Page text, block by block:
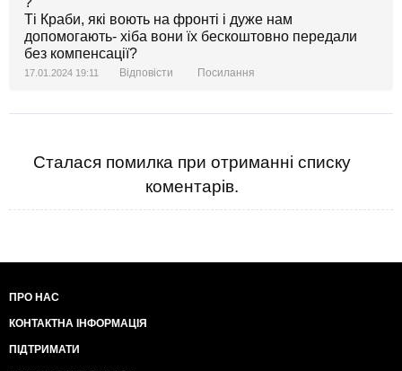
Ті Краби, які воють на фронті і дуже нам
допомогають- хіба вони їх бескоштовно передали
без компенсації?
17.01.2024 19:11 Відповісти Посилання
Сталася помилка при отриманні списку
коментарів.
ПРО НАС
КОНТАКТНА ІНФОРМАЦІЯ
ПІДТРИМАТИ